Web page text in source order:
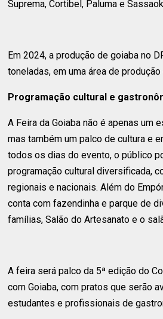
Suprema, Cortibel, Paluma e
Em 2024, a produção de goiaba no
toneladas, em uma área de
Programação cultural e
A Feira da Goiaba não é apenas um
mas também um palco de cultura e
todos os dias do evento, o público
programação cultural diversificada,
regionais e nacionais. Além do
conta com fazendinha e parque de
famílias, Salão do Artesanato e o
A feira será palco da 5ª edição do
com Goiaba, com pratos que serão
estudantes e profissionais de